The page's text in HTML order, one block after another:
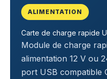
ALIMENTATION
Carte de charge rapide
Module de charge
alimentation 12 V ou
port USB compatible